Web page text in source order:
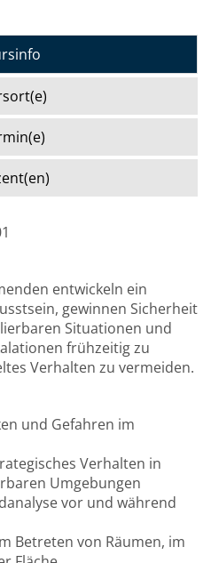
entwickeln ein
gewinnen Sicherheit
Situationen und
frühzeitig zu
Verhalten zu vermeiden.
und Gefahren im
Verhalten in
Umgebungen
vor und während
Betreten von Räumen, im